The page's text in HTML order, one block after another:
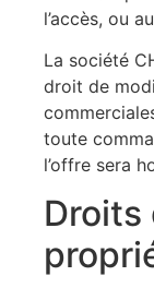
l’accès, ou
La société
droit de
toute
l’offre sera
Droits